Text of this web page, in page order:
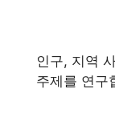
인구, 지역
주제를 연구